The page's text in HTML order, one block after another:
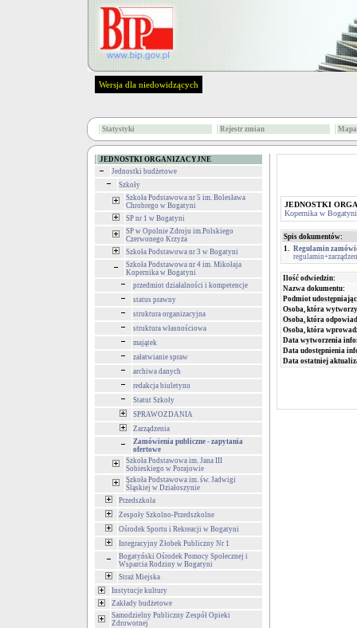
Wersja dla niedowidzących
Statystyki Rejestr zmian
JEDNOSTKI ORGANIZACYJNE
Jednostki budżetowe
Szkoły
Szkoła Podstawowa nr 5 im. Bolesława
Chrobrego w Bogatyni
SP nr 1 w Bogatyni
SP w Opolnie Zdroju im.Polskiego
Czerwonego Krzyża
Szkoła Podstawowa nr 3 w Bogatyni
Szkoła Podstawowa nr 4 im. Mikołaja
Kopernika w Bogatyni
przedmiot działalności i kompetencje
status prawny
struktura organizacyjna
struktura własnościowa
majątek
załatwianie spraw
archiwa danych
redakcja biuletynu
Statut Szkoły
SPRAWOZDANIA
Zarządzenia
Zamówienia publiczne - zapytania
ofertowe
Szkoła Podstawowa im. Jana III
Sobieskiego w Porajowie
Szkoła Podstawowa im. św. Jadwigi
Śląskiej w Działoszynie
Przedszkola
Zespoły Szkolno-Przedszkolne
Ośrodek Sportu i Rekreacji w Bogatyni
Integracyjny Żłobek Publiczny Nr 1
Bogatyński Ośrodek Pomocy Społecznej i
Wsparcia Rodziny w Bogatyni
Straż Miejska
Instytucje kultury
Zakłady budżetowe
Samodzielny Publiczny Zespół Opieki
Zdrowotnej
JEDNOSTKI
Kopernika w Bogatyni
Spis dokumentów:
1. Regulamin
Ilość odwiedzin:
Nazwa dokumentu:
Podmiot
Osoba, która
Osoba, która
Osoba, która
Data wytworzenia
Data udostępnienia
Data ostatniej